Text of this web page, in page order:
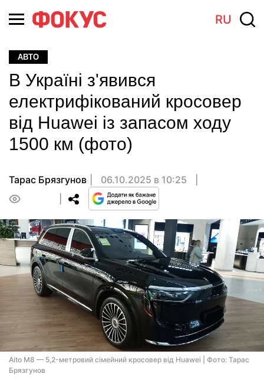
RU
АВТО
В Україні з'явився
електрифікований кросовер
від Huawei із запасом ходу
1500 км (фото)
Тарас Брязгунов
06.10.2025 в 10:25
Aito M8 — 5,2-метровий сімейний кросовер від Huawei | Фото: Тарас
Брязгунов